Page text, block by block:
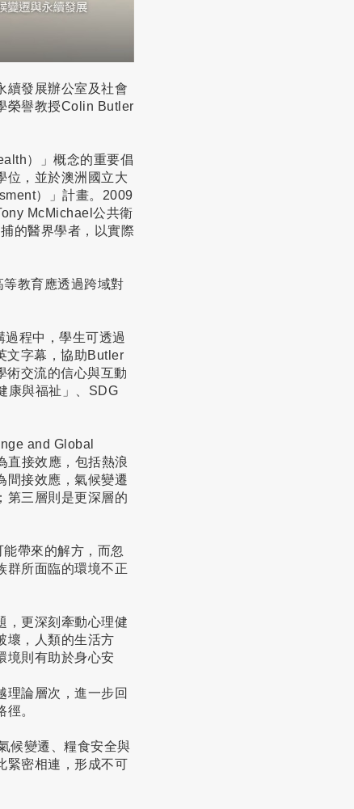
續發展辦公室及社會
榮譽教授Colin Butler
）」概念的重要倡
位，並於澳洲國立大
）」計畫。2009
McMichael公共衛
的醫界學者，以實際
教育應透過跨域對
程中，學生可透過
文字幕，協助Butler
術交流的信心與互動
康與福祉」、SDG
and Global
直接效應，包括熱浪
間接效應，氣候變遷
第三層則是更深層的
帶來的解方，而忽
群所面臨的環境不正
，更深刻牽動心理健
壞，人類的生活方
境則有助於身心安
理論層次，進一步回
。
候變遷、糧食安全與
緊密相連，形成不可